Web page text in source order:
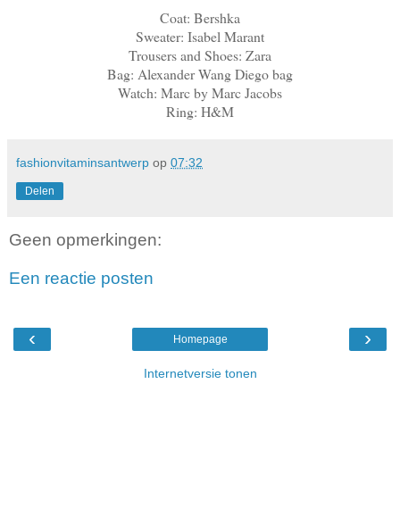
Coat: Bershka
Sweater: Isabel Marant
Trousers and Shoes: Zara
Bag: Alexander Wang Diego bag
Watch: Marc by Marc Jacobs
Ring: H&M
fashionvitaminsantwerp op 07:32
Delen
Geen opmerkingen:
Een reactie posten
‹ ›
Homepage
Internetversie tonen